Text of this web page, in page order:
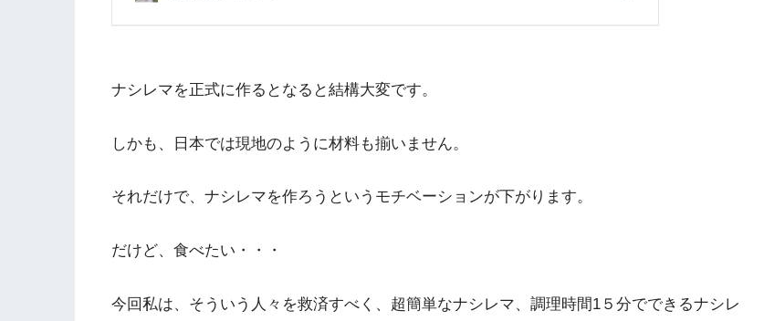
ナシレマを正式に作るとなると結構大変です。
しかも、日本では現地のように材料も揃いません。
それだけで、ナシレマを作ろうというモチベーションが下がります。
だけど、食べたい・・・
今回私は、そういう人々を救済すべく、超簡単なナシレマ、調理時間1５分でできるナシレ